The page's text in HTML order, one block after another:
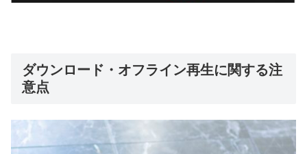
ダウンロード・オフライン再生に関する注
意点